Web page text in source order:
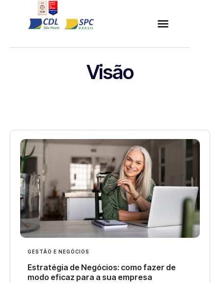
Visão
GESTÃO E NEGÓCIOS
Estratégia de Negócios: como fazer de
modo eficaz para a sua empresa